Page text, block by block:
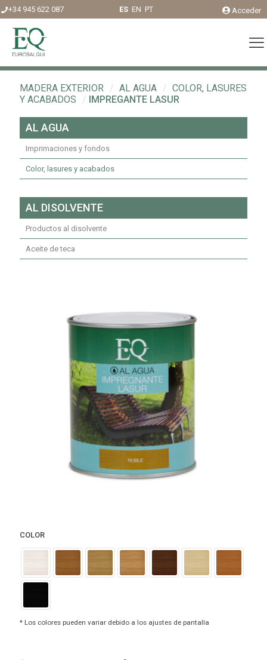
+34 945 622 087 ES EN PT Acceder
MADERA EXTERIOR / AL AGUA / COLOR, LASURES
Y ACABADOS
/ IMPREGANTE LASUR
AL AGUA
Imprimaciones y fondos
Color, lasures y acabados
AL DISOLVENTE
Productos al disolvente
Aceite de teca
COLOR